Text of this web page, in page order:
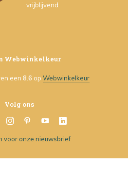
vrijblijvend
Webwinkelkeur
een 8.6 op Webwinkelkeur
Volg ons
voor onze nieuwsbrief